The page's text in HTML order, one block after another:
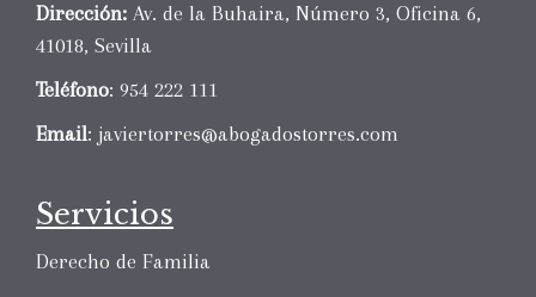
Dirección: Av. de la Buhaira, Número 3, Oficina 6,
41018, Sevilla
Teléfono: 954 222 111
Email: javiertorres@abogadostorres.com
Servicios
Derecho de Familia